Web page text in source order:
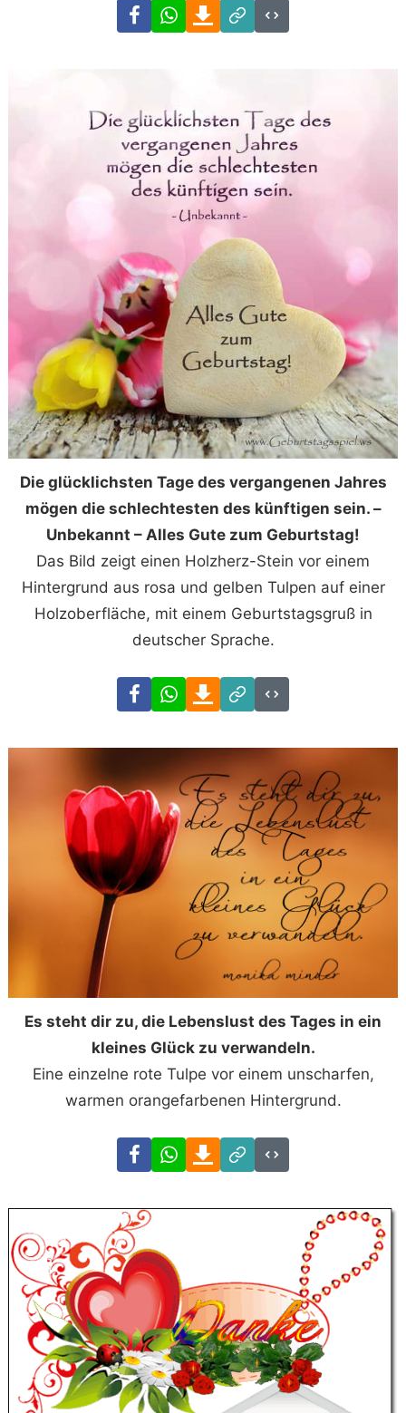
FacebookWhatsAppDownload
Link
Code
Die glücklichsten Tage des vergangenen Jahres
mögen die schlechtesten des künftigen sein. –
Unbekannt – Alles Gute zum Geburtstag!
Das Bild zeigt einen Holzherz-Stein vor einem
Hintergrund aus rosa und gelben Tulpen auf einer
Holzoberfläche, mit einem Geburtstagsgruß in
deutscher Sprache.
FacebookWhatsAppDownload
Link
Code
Es steht dir zu, die Lebenslust des Tages in ein
kleines Glück zu verwandeln.
Eine einzelne rote Tulpe vor einem unscharfen,
warmen orangefarbenen Hintergrund.
FacebookWhatsAppDownload
Link
Code